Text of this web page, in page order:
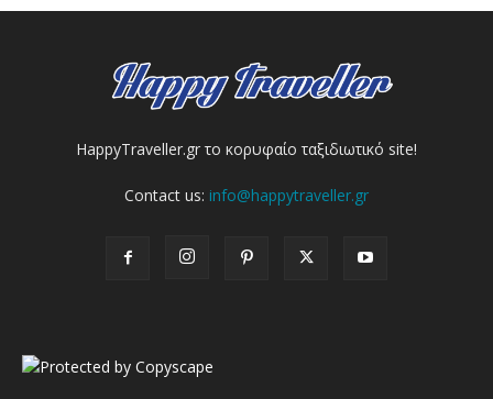
HappyTraveller.gr το κορυφαίο ταξιδιωτικό site!
Contact us: info@happytraveller.gr